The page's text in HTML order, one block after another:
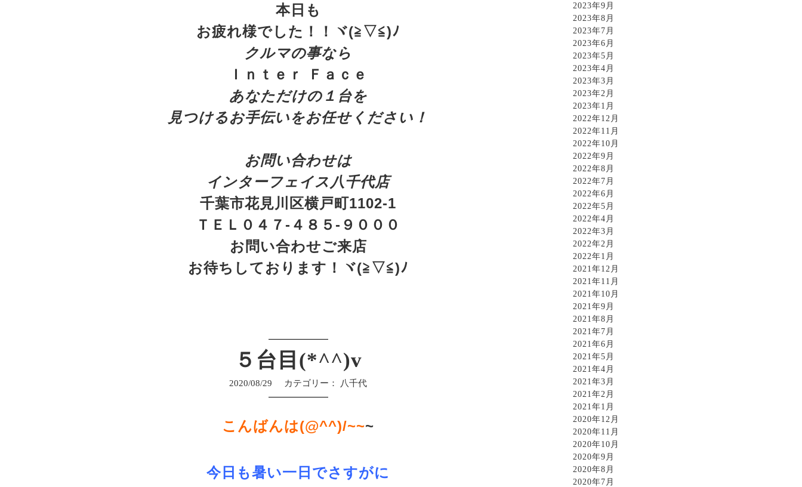
2023年9月
2023年8月
2023年7月
2023年6月
2023年5月
2023年4月
2023年3月
2023年2月
2023年1月
2022年12月
2022年11月
2022年10月
2022年9月
2022年8月
2022年7月
2022年6月
2022年5月
2022年4月
2022年3月
2022年2月
2022年1月
2021年12月
2021年11月
2021年10月
2021年9月
2021年8月
2021年7月
2021年6月
2021年5月
2021年4月
2021年3月
2021年2月
2021年1月
2020年12月
2020年11月
2020年10月
2020年9月
2020年8月
2020年7月
本日も
お疲れ様でした！！ヾ(≧▽≦)ﾉ
クルマの事なら
Ｉｎｔｅｒ Ｆａｃｅ
あなただけの１台を
見つけるお手伝いをお任せください！
お問い合わせは
インターフェイス八千代店
千葉市花見川区横戸町1102-1
ＴＥＬ０４７-４８５-９０００
お問い合わせご来店
お待ちしております！ヾ(≧▽≦)ﾉ
５台目(*^^)v
2020/08/29 カテゴリー： 八千代
こんばんは(@^^)/~~~
今日も暑い一日でさすがに